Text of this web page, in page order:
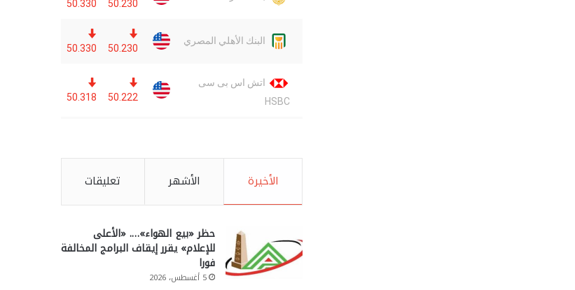
الأخيرة الأشهر تعليقات
حظر «بيع الهواء»…. «الأعلى
للإعلام» يقرر إيقاف البرامج المخالفة
فورا
5 أغسطس، 2026